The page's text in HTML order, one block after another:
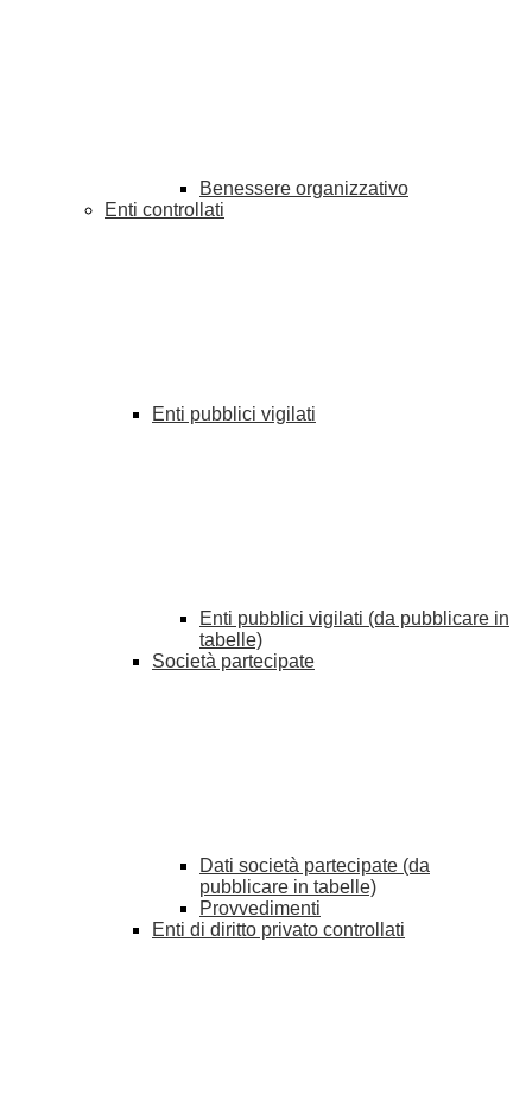
Benessere organizzativo
Enti controllati
Enti pubblici vigilati
Enti pubblici vigilati (da pubblicare in
tabelle)
Società partecipate
Dati società partecipate (da
pubblicare in tabelle)
Provvedimenti
Enti di diritto privato controllati